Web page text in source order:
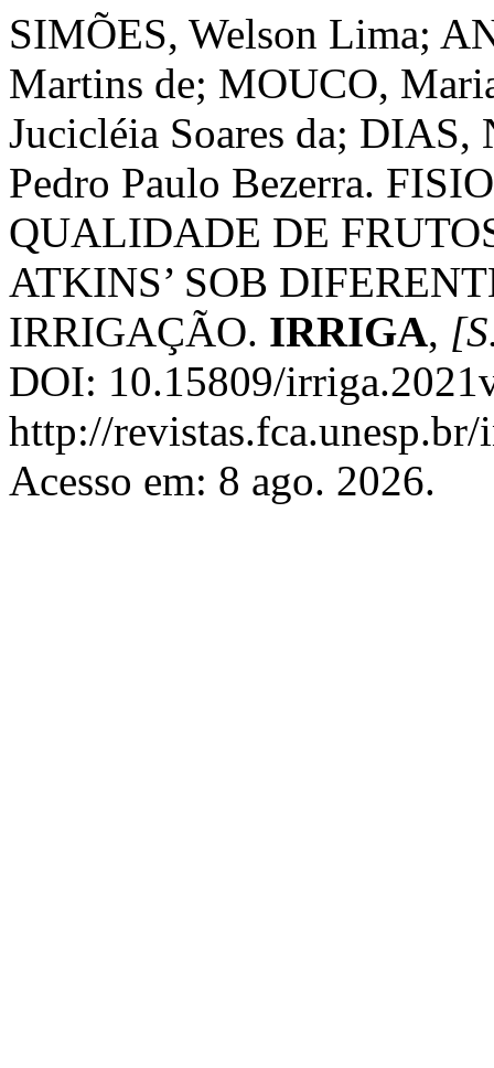
SIMÕES, Welson Lima;
Martins de; MOUCO,
Jucicléia Soares da;
Pedro Paulo Bezerra.
QUALIDADE DE
ATKINS’ SOB
IRRIGAÇÃO. IRRIGA,
DOI: 10.15809/
http://
Acesso em: 8 ago. 2026.